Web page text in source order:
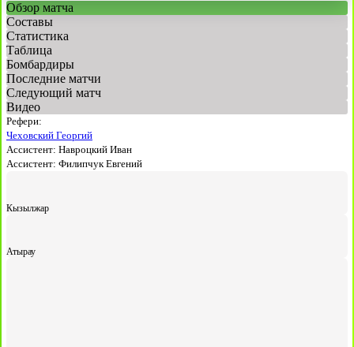
Обзор матча
Составы
Статистика
Таблица
Бомбардиры
Последние матчи
Следующий матч
Видео
Рефери:
Чеховский Георгий
Ассистент: Навроцкий Иван
Ассистент: Филипчук Евгений
Кызылжар
Атырау